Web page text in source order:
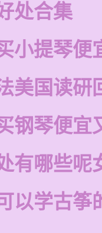
处合集
小提琴便
美国读研
钢琴便宜
有哪些呢
以学古筝